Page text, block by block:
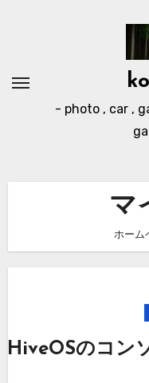
- photo , car ,
マ
ホーム
HiveOSのコン